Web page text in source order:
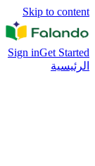
Skip to content
Sign inGet Started
الرئيسية